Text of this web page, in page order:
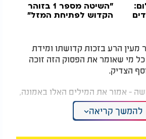
"השיטה מספר 1 בזוהר
הקדוש לפתיחת המזל"
מעין הרע בזכות קדושתו ומידת
כל מי שאומר את הפסוק הזה זוכה
הצדיק.
- אמור את המילים האלו באמונה,
שמירה מעל הטבע!
להמשך קריאה